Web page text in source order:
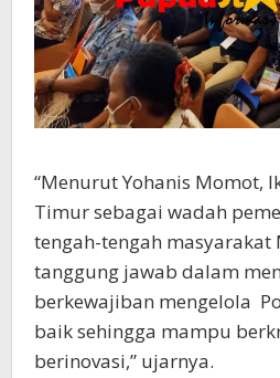
“Menurut Yohanis Momot,
Timur sebagai wadah
tengah-tengah
tanggung jawab dalam
berkewajiban mengelola
baik sehingga mampu
berinovasi,” ujarnya.